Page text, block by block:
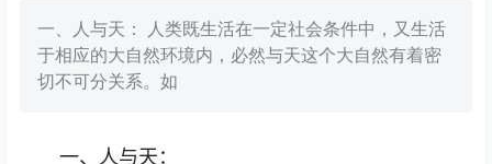
一、人与天： 人类既生活在一定社会条件中，又生活
于相应的大自然环境内，必然与天这个大自然有着密
切不可分关系。如
一、人与天：